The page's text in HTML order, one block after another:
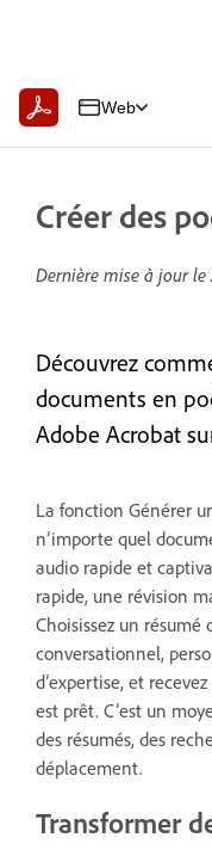
Web
Créer des
Dernière mise à jour le
Découvrez
documents en
Adobe Acrobat
La fonction Générer
n’importe quel
audio rapide et
rapide, une révision
Choisissez un
conversationnel,
d’expertise, et
est prêt. C’est un
des résumés, des
déplacement.
Transformer